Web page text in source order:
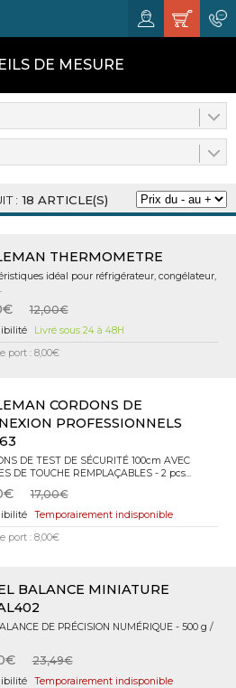
DE MESURE
18 ARTICLE(S)
THERMOMETRE
idéal pour réfrigérateur, congélateur,
12,00€
Livré sous 24 à 48H
port : 8,00€
CORDONS DE
PROFESSIONNELS
DE TEST DE SÉCURITÉ 100cm AVEC
DE TOUCHE REMPLAÇABLES - 2 pcs...
17,00€
Temporairement indisponible
port : 8,00€
BALANCE MINIATURE
DE PRÉCISION NUMÉRIQUE - 500 g /
23,49€
Temporairement indisponible